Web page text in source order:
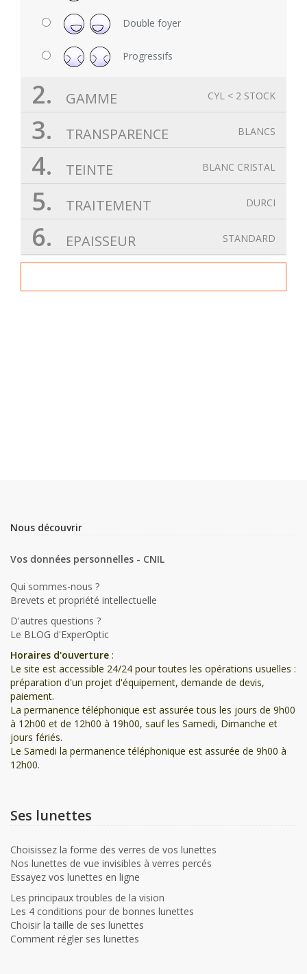
Double foyer
Progressifs
CYL < 2 STOCK
2. GAMME
BLANCS
3. TRANSPARENCE
BLANC CRISTAL
4. TEINTE
DURCI
5. TRAITEMENT
STANDARD
6. EPAISSEUR
Nous découvrir
Vos données personnelles - CNIL
Qui sommes-nous ?
Brevets et propriété intellectuelle
D'autres questions ?
Le BLOG d'ExperOptic
Horaires d'ouverture :
Le site est accessible 24/24 pour toutes les opérations usuelles :
préparation d'un projet d'équipement, demande de devis,
paiement.
La permanence téléphonique est assurée tous les jours de 9h00
à 12h00 et de 12h00 à 19h00, sauf les Samedi, Dimanche et
jours fériés.
Le Samedi la permanence téléphonique est assurée de 9h00 à
12h00.
Ses lunettes
Choisissez la forme des verres de vos lunettes
Nos lunettes de vue invisibles à verres percés
Essayez vos lunettes en ligne
Les principaux troubles de la vision
Les 4 conditions pour de bonnes lunettes
Choisir la taille de ses lunettes
Comment régler ses lunettes